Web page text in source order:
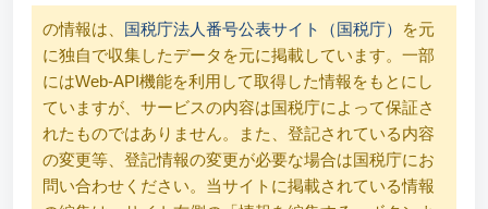
の情報は、 国税庁法人番号公表サイト（国税庁）
を元
に独自で収集したデータを元に掲載しています。一部
にはWeb-API機能を利用して取得した情報をもとにし
ていますが、サービスの内容は国税庁によって保証さ
れたものではありません。また、登記されている内容
の変更等、登記情報の変更が必要な場合は国税庁にお
問い合わせください。当サイトに掲載されている情報